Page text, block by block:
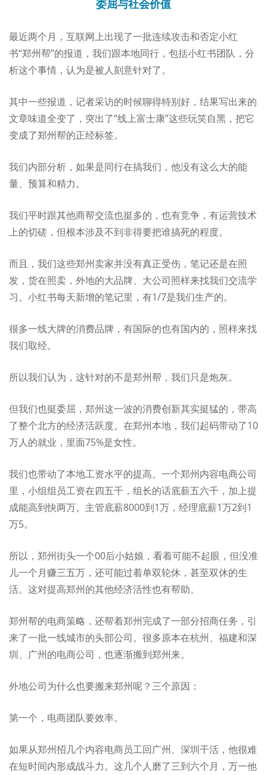
委屈与社会价值
最近两个月，互联网上出现了一批连续攻击和否定小红
书“郑州帮”的报道，我们跟本地同行，包括小红书团队，分
析这个事情，认为是被人刻意针对了。
其中一些报道，记者采访的时候聊得特别好，结果写出来的
文章味道全变了，突出了“线上富士康”这些玩笑自黑，把它
变成了郑州帮的正经标签。
我们内部分析，如果是同行在搞我们，他没有这么大的能
量、预算和精力。
我们平时跟其他商帮交流也挺多的，也有竞争，有运营技术
上的切磋，但根本涉及不到非得要把谁搞死的程度。
而且，我们这些郑州卖家并没有真正受伤，笔记还是在照
发，货在照卖，外地的大品牌、大公司照样来找我们交流学
习。小红书每天新增的笔记里，有1/7是我们生产的。
很多一线大牌的消费品牌，有国际的也有国内的，照样来找
我们取经。
所以我们认为，这针对的不是郑州帮，我们只是炮灰。
但我们也挺委屈，郑州这一波的消费创新其实挺猛的，带高
了整个北方的经济活跃度。在郑州本地，我们起码带动了10
万人的就业，里面75%是女性。
我们也带动了本地工资水平的提高。一个郑州内容电商公司
里，小组组员工资在四五千，组长的话底薪五六千，加上提
成能高到快两万。主管底薪8000到1万，经理底薪1万2到1
万5。
所以，郑州街头一个00后小姑娘，看着可能不起眼，但没准
儿一个月赚三五万，还可能过着单双轮休，甚至双休的生
活。这对提高郑州的其他经济活性也有帮助。
郑州帮的电商策略，还帮着郑州完成了一部分招商任务，引
来了一批一线城市的头部公司。很多原本在杭州、福建和深
圳、广州的电商公司，也逐渐搬到郑州来。
外地公司为什么也要搬来郑州呢？三个原因：
第一个，电商团队要效率。
如果从郑州招几个内容电商员工回广州、深圳干活，他很难
在短时间内形成战斗力。这几个人磨了三到六个月，万一他